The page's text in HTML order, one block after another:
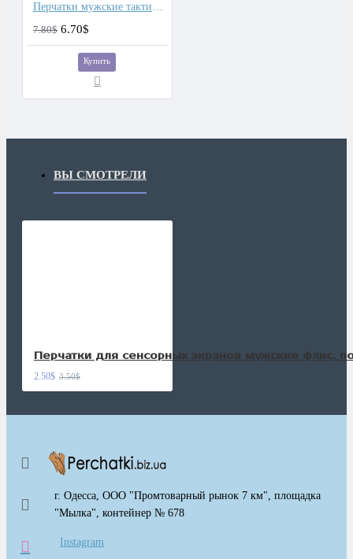
Перчатки мужские тактические
7.80$ 6.70$
Купить
ВЫ СМОТРЕЛИ
Перчатки для сенсорных экранов мужские флис,
2.50$ 3.50$
г. Одесса, ООО "Промтоварный рынок 7 км", площадка
"Мылка", контейнер № 678
Instagram